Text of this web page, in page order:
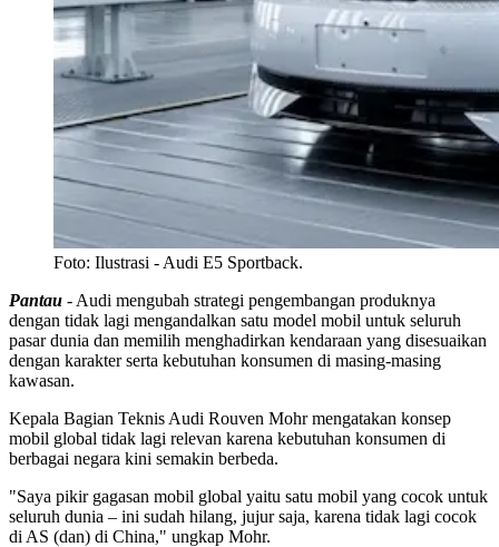
Foto: Ilustrasi - Audi E5 Sportback.
Pantau - Audi mengubah strategi pengembangan produknya
dengan tidak lagi mengandalkan satu model mobil untuk seluruh
pasar dunia dan memilih menghadirkan kendaraan yang disesuaikan
dengan karakter serta kebutuhan konsumen di masing-masing
kawasan.
Kepala Bagian Teknis Audi Rouven Mohr mengatakan konsep
mobil global tidak lagi relevan karena kebutuhan konsumen di
berbagai negara kini semakin berbeda.
"Saya pikir gagasan mobil global yaitu satu mobil yang cocok untuk
seluruh dunia – ini sudah hilang, jujur saja, karena tidak lagi cocok
di AS (dan) di China," ungkap Mohr.